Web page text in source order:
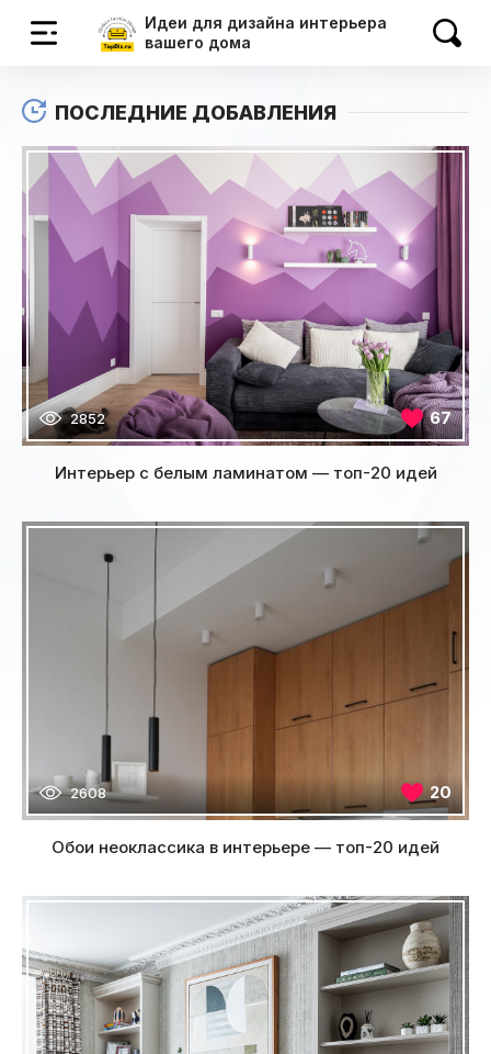
Идеи для дизайна интерьера
вашего дома
ПОСЛЕДНИЕ ДОБАВЛЕНИЯ
2852 67
Интерьер с белым ламинатом — топ-20 идей
2608 20
Обои неоклассика в интерьере — топ-20 идей